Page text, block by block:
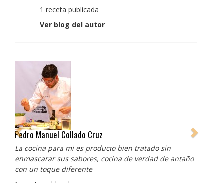
1 receta publicada
Ver blog del autor
Pedro Manuel Collado Cruz
La cocina para mi es producto bien tratado sin
enmascarar sus sabores, cocina de verdad de antaño
con un toque diferente